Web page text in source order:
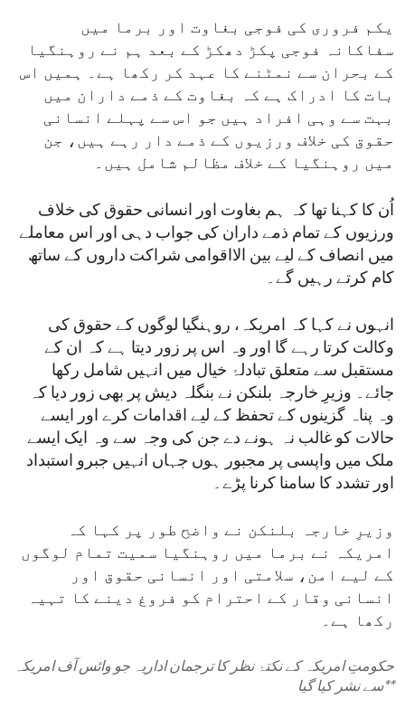
یکم فروری کی فوجی بغاوت اور برما میں
سفاکانہ فوجی پکڑ دھکڑ کے بعد ہم نے روہنگیا
کے بحران سے نمٹنے کا عہد کر رکھا ہے۔ ہمیں اس
بات کا ادراک ہے کہ بغاوت کے ذمے داران میں
بہت سے وہی افراد ہیں جو اس سے پہلے انسانی
حقوق کی خلاف ورزیوں کے ذمے دار رہے ہیں، جن
میں روہنگیا کے خلاف مظالم شامل ہیں۔
اُن کا کہنا تھا کہ ہم بغاوت اور انسانی حقوق کی خلاف
ورزیوں کے تمام ذمے داران کی جواب دہی اور اس معاملے
میں انصاف کے لیے بین الااقوامی شراکت داروں کے ساتھ
کام کرتے رہیں گے۔
انہوں نے کہا کہ امریکہ، روہنگیا لوگوں کے حقوق کی
وکالت کرتا رہے گا اور وہ اس پر زور دیتا ہے کہ ان کے
مستقبل سے متعلق تبادلۂ خیال میں انہیں شامل رکھا
جائے۔ وزیرِ خارجہ بلنکن نے بنگلہ دیش پر بھی زور دیا کہ
وہ پناہ گزینوں کے تحفظ کے لیے اقدامات کرے اور ایسے
حالات کو غالب نہ ہونے دے جن کی وجہ سے وہ ایک ایسے
ملک میں واپسی پر مجبور ہوں جہاں انہیں جبرو استبداد
اور تشدد کا سامنا کرنا پڑے۔
وزیرِ خارجہ بلنکن نے واضح طور پر کہا کہ
امریکہ نے برما میں روہنگیا سمیت تمام لوگوں
کے لیے امن، سلامتی اور انسانی حقوق اور
انسانی وقار کے احترام کو فروغ دینے کا تہیہ
رکھا ہے۔
حکومتِ امریکہ کے نکتۂ نظر کا ترجمان اداریہ جو وائس آف امریکہ
سے نشر کیا گیا**